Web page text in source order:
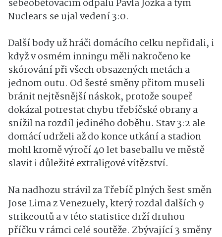
sebeobětovacím odpalu Pavla Jozka a tým
Nuclears se ujal vedení 3:0.
Další body už hráči domácího celku nepřidali, i
když v osmém inningu měli nakročeno ke
skórování při všech obsazených metách a
jednom outu. Od šesté směny přitom museli
bránit nejtěsnější náskok, protože soupeř
dokázal potrestat chybu třebíčské obrany a
snížil na rozdíl jediného doběhu. Stav 3:2 ale
domácí udrželi až do konce utkání a stadion
mohl kromě výročí 40 let baseballu ve městě
slavit i důležité extraligové vítězství.
Na nadhozu strávil za Třebíč plných šest směn
Jose Lima z Venezuely, který rozdal dalších 9
strikeoutů a v této statistice drží druhou
příčku v rámci celé soutěže. Zbývající 3 směny